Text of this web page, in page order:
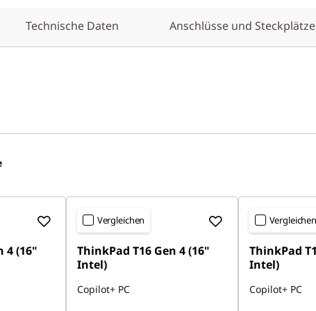
Technische Daten Anschlüsse und Steckplätze
4 (16"
Vergleichen
ThinkPad T16 Gen 4 (16"
Intel)
Copilot+ PC
ThinkPad
Intel)
Copilot+ PC